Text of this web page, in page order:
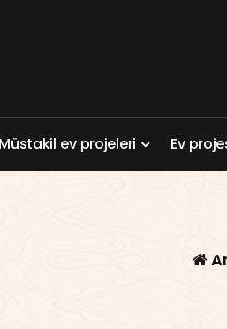
Müstakil ev projeleri Ev proje